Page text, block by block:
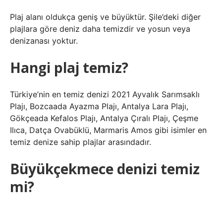
Plaj alanı oldukça geniş ve büyüktür. Şile’deki diğer
plajlara göre deniz daha temizdir ve yosun veya
denizanası yoktur.
Hangi plaj temiz?
Türkiye’nin en temiz denizi 2021 Ayvalık Sarımsaklı
Plajı, Bozcaada Ayazma Plajı, Antalya Lara Plajı,
Gökçeada Kefalos Plajı, Antalya Çıralı Plajı, Çeşme
Ilıca, Datça Ovabüklü, Marmaris Amos gibi isimler en
temiz denize sahip plajlar arasındadır.
Büyükçekmece denizi temiz
mi?